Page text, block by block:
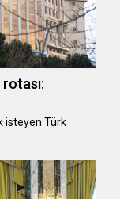
isteyen Türk